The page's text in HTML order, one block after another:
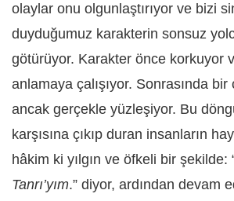
olaylar onu olgunlaştırıyor ve bizi
duyduğumuz karakterin sonsuz
götürüyor. Karakter önce korkuyor
anlamaya çalışıyor. Sonrasında
ancak gerçekle yüzleşiyor. Bu
karşısına çıkıp duran insanların
hâkim ki yılgın ve öfkeli bir şekilde:
Tanrı’yım.” diyor, ardından devam